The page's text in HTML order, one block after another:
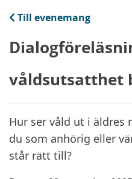
Till evenemang
våldsutsatthet
Hur ser våld ut i äldres
du som anhörig eller
står rätt till?